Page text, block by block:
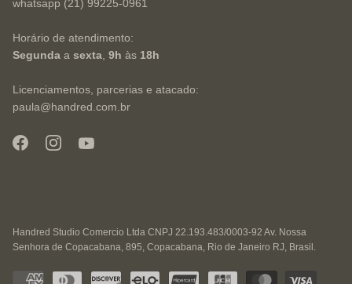
whatsapp (21) 99225-0961
Horário de atendimento:
Segunda a sexta 9h às 18h
Licenciamentos, parcerias e atacado:
paula@handred.com.br
Handred Studio Comercio Ltda CNPJ 22.193.483/0003-92 Av. Nossa
Senhora de Copacabana, 895, Copacabana, Rio de Janeiro RJ, Brasil.